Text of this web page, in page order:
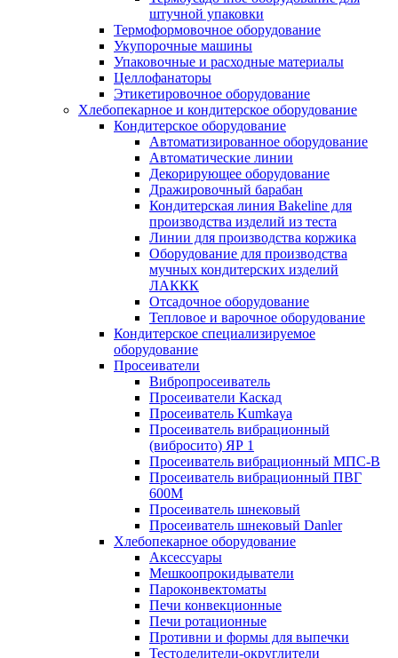
штучной упаковки
Термоформовочное оборудование
Укупорочные машины
Упаковочные и расходные материалы
Целлофанаторы
Этикетировочное оборудование
Хлебопекарное и кондитерское оборудование
Кондитерское оборудование
Автоматизированное оборудование
Автоматические линии
Декорирующее оборудование
Дражировочный барабан
Кондитерская линия Bakeline для
производства изделий из теста
Линии для производства коржика
Оборудование для производства
мучных кондитерских изделий
ЛАККК
Отсадочное оборудование
Тепловое и варочное оборудование
Кондитерское специализируемое
оборудование
Просеиватели
Вибропросеиватель
Просеиватели Каскад
Просеиватель Kumkaya
Просеиватель вибрационный
(вибросито) ЯР 1
Просеиватель вибрационный МПС-В
Просеиватель вибрационный ПВГ
600М
Просеиватель шнековый
Просеиватель шнековый Danler
Хлебопекарное оборудование
Аксессуары
Мешкоопрокидыватели
Пароконвектоматы
Печи конвекционные
Печи ротационные
Противни и формы для выпечки
Тестоделители-округлители